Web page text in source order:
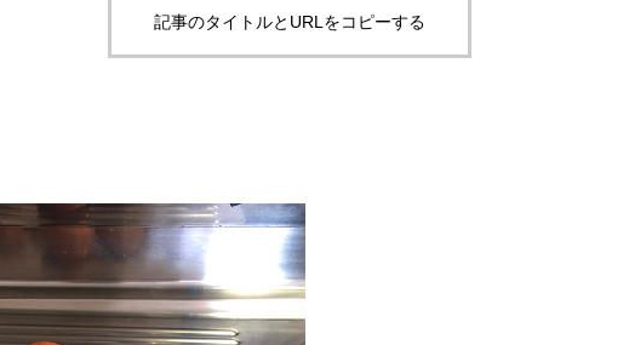
記事のタイトルとURLをコピーする